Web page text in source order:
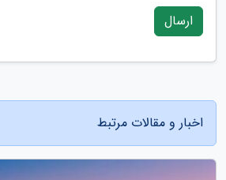
ارسال
اخبار و مقالات مرتبط